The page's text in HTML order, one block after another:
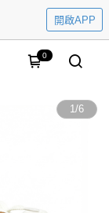
開啟APP
0
1/6